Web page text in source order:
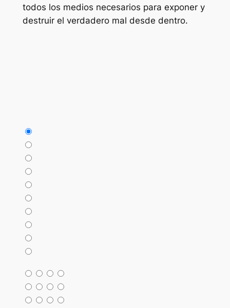
todos los medios necesarios para exponer y
destruir el verdadero mal desde dentro.